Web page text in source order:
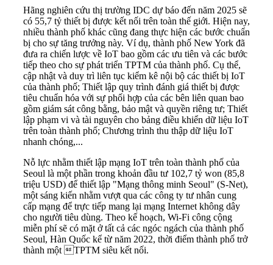
Hãng nghiên cứu thị trường IDC dự báo đến năm 2025 sẽ
có 55,7 tỷ thiết bị được kết nối trên toàn thế giới. Hiện nay,
nhiều thành phố khác cũng đang thực hiện các bước chuẩn
bị cho sự tăng trưởng này. Ví dụ, thành phố New York đã
đưa ra chiến lược về IoT bao gồm các ưu tiên và các bước
tiếp theo cho sự phát triển TPTM của thành phố. Cụ thể,
cập nhật và duy trì liên tục kiểm kê nội bộ các thiết bị IoT
của thành phố; Thiết lập quy trình đánh giá thiết bị được
tiêu chuẩn hóa với sự phối hợp của các bên liên quan bao
gồm giám sát công bằng, bảo mật và quyền riêng tư; Thiết
lập phạm vi và tài nguyên cho bảng điều khiển dữ liệu IoT
trên toàn thành phố; Chương trình thu thập dữ liệu IoT
nhanh chóng,...
Nỗ lực nhằm thiết lập mạng IoT trên toàn thành phố của
Seoul là một phần trong khoản đầu tư 102,7 tỷ won (85,8
triệu USD) để thiết lập "Mạng thông minh Seoul" (S-Net),
một sáng kiến nhằm vượt qua các công ty tư nhân cung
cấp mạng để trực tiếp mang lại mạng Internet không dây
cho người tiêu dùng. Theo kế hoạch, Wi-Fi công cộng
miễn phí sẽ có mặt ở tất cả các ngóc ngách của thành phố
Seoul, Hàn Quốc kể từ năm 2022, thời điểm thành phố trở
thành một TPTM siêu kết nối.